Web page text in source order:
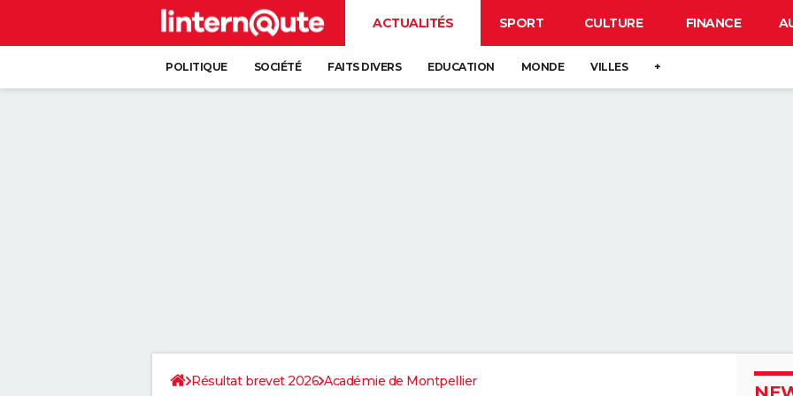
ACTUALITÉS SPORT CULTURE FINANCE
POLITIQUE SOCIÉTÉ FAITS DIVERS EDUCATION MONDE VILLES +
Résultat brevet 2026 Académie de Montpellier